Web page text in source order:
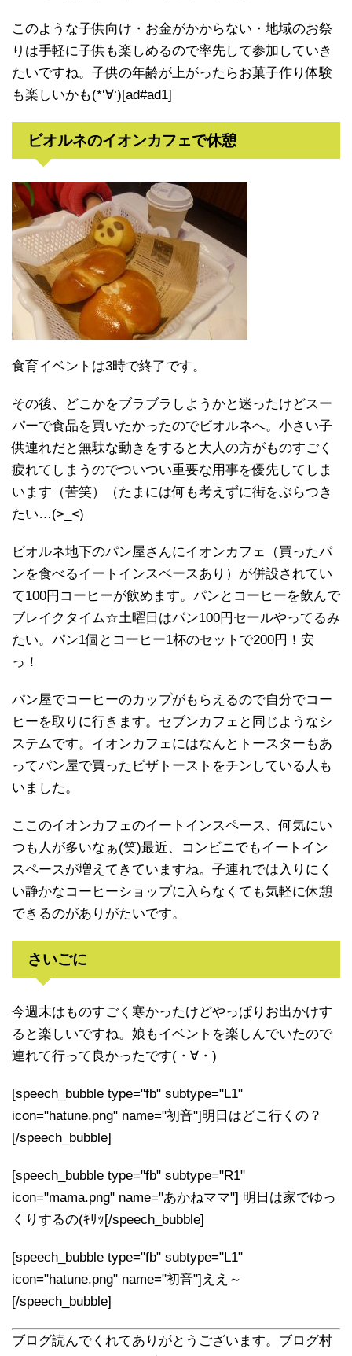
このような子供向け・お金がかからない・地域のお祭
りは手軽に子供も楽しめるので率先して参加していき
たいですね。子供の年齢が上がったらお菓子作り体験
も楽しいかも(*‘∀‘)[ad#ad1]
ビオルネのイオンカフェで休憩
食育イベントは3時で終了です。
その後、どこかをブラブラしようかと迷ったけどスー
パーで食品を買いたかったのでビオルネへ。小さい子
供連れだと無駄な動きをすると大人の方がものすごく
疲れてしまうのでついつい重要な用事を優先してしま
います（苦笑）（たまには何も考えずに街をぶらつき
たい…(>_<)
ビオルネ地下のパン屋さんにイオンカフェ（買ったパ
ンを食べるイートインスペースあり）が併設されてい
て100円コーヒーが飲めます。パンとコーヒーを飲んで
ブレイクタイム☆土曜日はパン100円セールやってるみ
たい。パン1個とコーヒー1杯のセットで200円！安
っ！
パン屋でコーヒーのカップがもらえるので自分でコー
ヒーを取りに行きます。セブンカフェと同じようなシ
ステムです。イオンカフェにはなんとトースターもあ
ってパン屋で買ったピザトーストをチンしている人も
いました。
ここのイオンカフェのイートインスペース、何気にい
つも人が多いなぁ(笑)最近、コンビニでもイートイン
スペースが増えてきていますね。子連れでは入りにく
い静かなコーヒーショップに入らなくても気軽に休憩
できるのがありがたいです。
さいごに
今週末はものすごく寒かったけどやっぱりお出かけす
ると楽しいですね。娘もイベントを楽しんでいたので
連れて行って良かったです(・∀・)
[speech_bubble type="fb" subtype="L1"
icon="hatune.png" name="初音"]明日はどこ行くの？
[/speech_bubble]
[speech_bubble type="fb" subtype="R1"
icon="mama.png" name="あかねママ"] 明日は家でゆっ
くりするの(ｷﾘｯ[/speech_bubble]
[speech_bubble type="fb" subtype="L1"
icon="hatune.png" name="初音"]ええ～
[/speech_bubble]
ブログ読んでくれてありがとうございます。ブログ村